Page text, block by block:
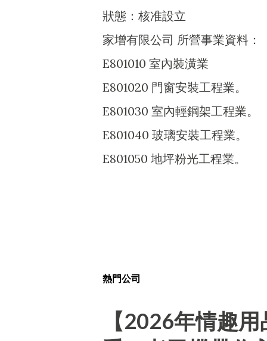
狀態：核准設立
家增有限公司 所營事業資料：
E801010 室內裝潢業
E801020 門窗安裝工程業。
E801030 室內輕鋼架工程業。
E801040 玻璃安裝工程業。
E801050 地坪粉光工程業。
熱門公司
【2026年情趣